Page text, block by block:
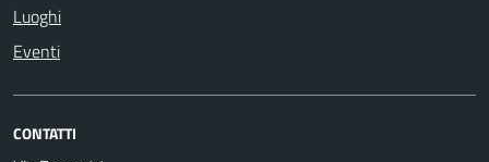
Luoghi
Eventi
CONTATTI